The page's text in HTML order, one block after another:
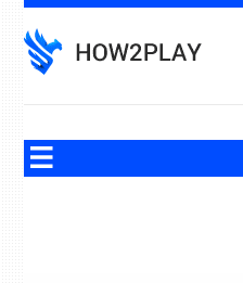
to
content